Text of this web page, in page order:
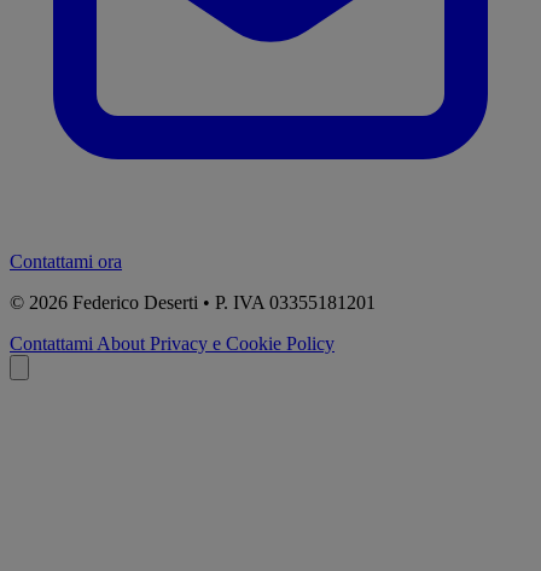
Contattami ora
© 2026 Federico Deserti • P. IVA 03355181201
Contattami About Privacy e Cookie Policy